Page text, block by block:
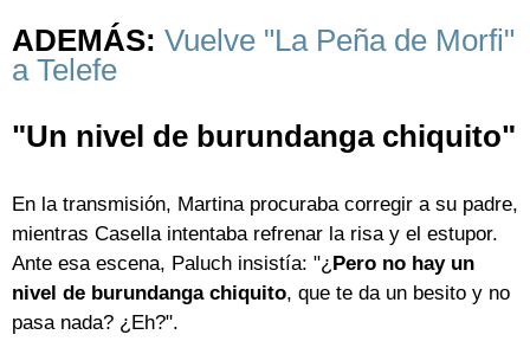
ADEMÁS: Vuelve "La Peña de Morfi"
a Telefe
"Un nivel de burundanga chiquito"
En la transmisión, Martina procuraba corregir a su padre,
mientras Casella intentaba refrenar la risa y el estupor.
Ante esa escena, Paluch insistía: "¿ Pero no hay un
nivel de burundanga chiquito, que te da un besito y no
pasa nada? ¿Eh?".